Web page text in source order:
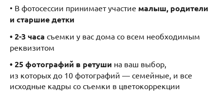
• В фотосессии принимает участие малыш, родители
и старшие детки
• 2-3 часа съемки у вас дома со всем необходимым
реквизитом
• 25 фотографий в ретуши на ваш выбор,
из которых до 10 фотографий — семейные, и все
исходные кадры со съемки в цветокоррекции